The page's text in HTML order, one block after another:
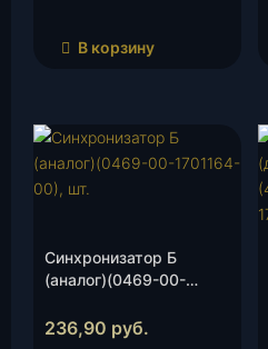
В корзину
Синхронизатор Б
(аналог)(0469-00-
236,90 руб.